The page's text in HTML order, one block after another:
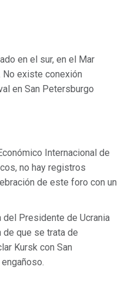
en el sur, en el Mar
No existe conexión
en San Petersburgo
Internacional de
no hay registros
de este foro con un
Presidente de Ucrania
que se trata de
Kursk con San